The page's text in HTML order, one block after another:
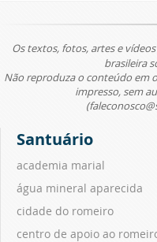
Os textos, fotos, artes e
brasileira
Não reproduza o conteúdo em
impresso, sem
Santuário
academia marial
água mineral aparecida
cidade do romeiro
centro de apoio ao